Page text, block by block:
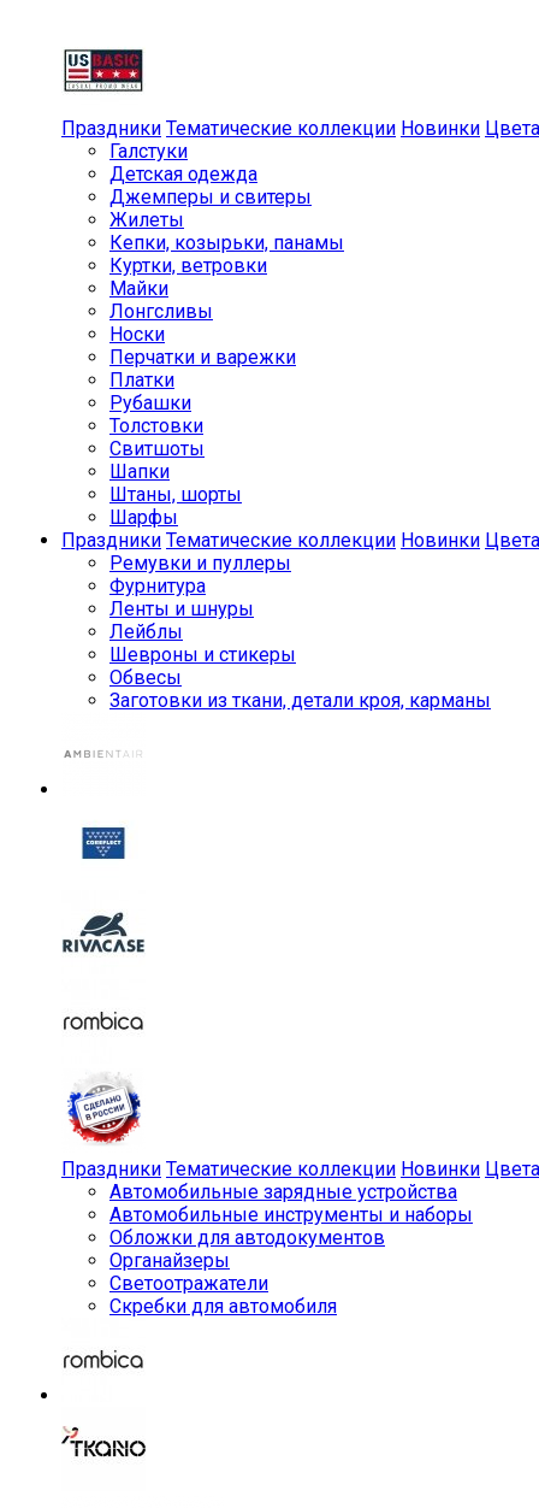
Праздники Тематические коллекции Новинки Цвета
Галстуки
Детская одежда
Джемперы и свитеры
Жилеты
Кепки, козырьки, панамы
Куртки, ветровки
Майки
Лонгсливы
Носки
Перчатки и варежки
Платки
Рубашки
Толстовки
Свитшоты
Шапки
Штаны, шорты
Шарфы
Праздники Тематические коллекции Новинки Цвета
Ремувки и пуллеры
Фурнитура
Ленты и шнуры
Лейблы
Шевроны и стикеры
Обвесы
Заготовки из ткани, детали кроя, карманы
Праздники Тематические коллекции Новинки Цвета
Автомобильные зарядные устройства
Автомобильные инструменты и наборы
Обложки для автодокументов
Органайзеры
Светоотражатели
Скребки для автомобиля